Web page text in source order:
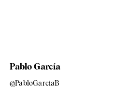
Pablo García
@PabloGarciaB